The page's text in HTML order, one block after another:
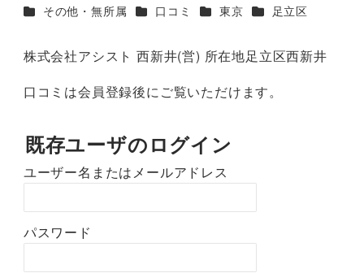
カテゴリー
その他・無所属 カテゴリー
口コミ カテゴリー
東京 カテゴリー
足立区
株式会社アシスト 西新井(営) 所在地足立区西新井
口コミは会員登録後にご覧いただけます。
既存ユーザのログイン
ユーザー名またはメールアドレス
パスワード